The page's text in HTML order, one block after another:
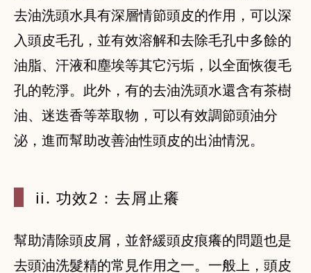
去油洗頭水具有深層情節頭皮的作用，可以深
入頭皮毛孔，並有效溶解和去除毛孔中多餘的
油脂、汗液和塵埃等其它污垢，以全面恢復毛
孔的乾淨。此外，有的去油洗頭水還含有茶樹
油、迷迭香等萃取物，可以有效調節頭油分
泌，進而幫助改善油性頭皮的出油情況。
ii. 功效2：去屑止癢
幫助清除頭皮屑，並舒緩頭皮痕癢的問題也是
去頭油洗髮精的常見作用之一。一般上，頭皮